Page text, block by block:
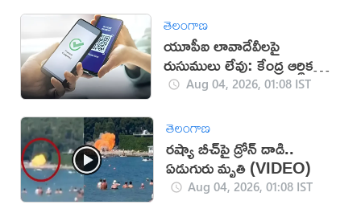
తెలంగాణ
యూపీఐ లావాదేవీలపై
రుసుములు లేవు: కేంద్ర ఆర్థిక
శాఖAug 04, 2026, 01:08 IST
తెలంగాణ
రష్యా బీచ్‌పై డ్రోన్ దాడి..
ఏడుగురు మృతి (VIDEO)
Aug 04, 2026, 01:08 IST